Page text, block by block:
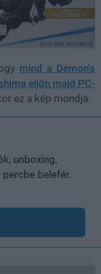
mind a Demon's
eljön majd PC-
ez a kép mondja.
unboxing,
percbe belefér.